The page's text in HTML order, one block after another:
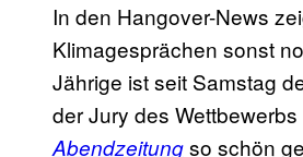
In den Hangover-News
Klimagesprächen sonst
Jährige ist seit Samstag
der Jury des
Abendzeitungso schön